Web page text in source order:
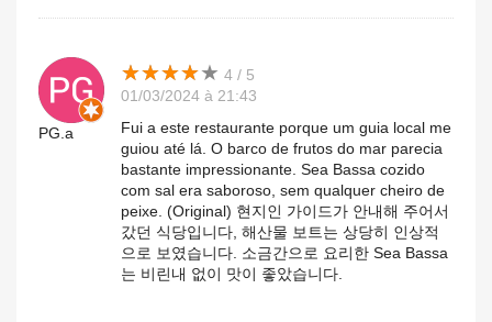
PG.a
★★★★★
★★★★★ 4 / 5
01/03/2024 à 21:43
Fui a este restaurante porque um guia local me
guiou até lá. O barco de frutos do mar parecia
bastante impressionante. Sea Bassa cozido
com sal era saboroso, sem qualquer cheiro de
peixe. (Original) 현지인 가이드가 안내해 주어서
갔던 식당입니다, 해산물 보트는 상당히 인상적
으로 보였습니다. 소금간으로 요리한 Sea Bassa
는 비린내 없이 맛이 좋았습니다.